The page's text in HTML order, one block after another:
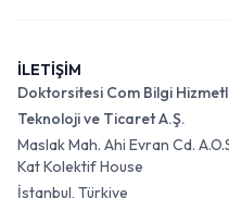
İLETİŞİM
Doktorsitesi Com Bilgi
Teknoloji ve Ticaret A.Ş.
Maslak Mah. Ahi Evran Cd.
Kat Kolektif House
İstanbul, Türkiye